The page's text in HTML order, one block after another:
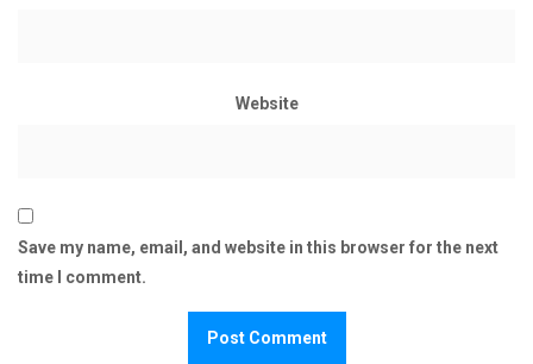
Website
Save my name, email, and website in this browser for the next
time I comment.